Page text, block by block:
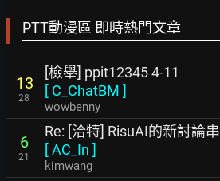
PTT動漫區 即時熱門文章
13
28
[檢舉] ppit12345 4-11
[ C_ChatBM ]
wowbenny
6
21
Re: [洽特] RisuAI的新討論串
[AC_In ]
kimwang